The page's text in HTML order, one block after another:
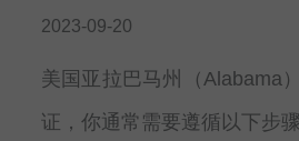
2023-09-20
美国亚拉巴马州（Alabama
证，你通常需要遵循以下步